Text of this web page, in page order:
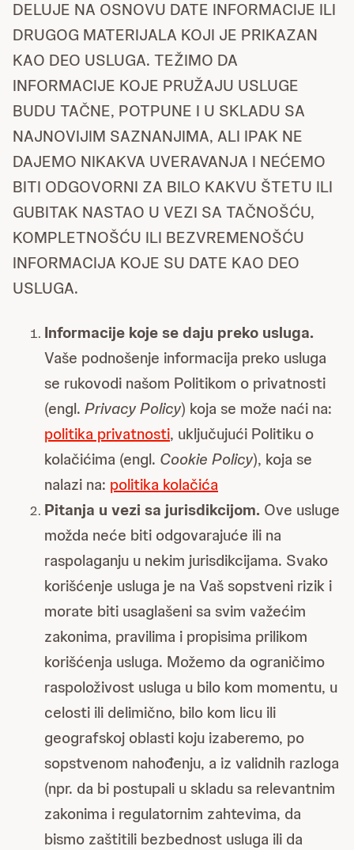
DELUJE NA OSNOVU DATE INFORMACIJE ILI
DRUGOG MATERIJALA KOJI JE PRIKAZAN
KAO DEO USLUGA. TEŽIMO DA
INFORMACIJE KOJE PRUŽAJU USLUGE
BUDU TAČNE, POTPUNE I U SKLADU SA
NAJNOVIJIM SAZNANJIMA, ALI IPAK NE
DAJEMO NIKAKVA UVERAVANJA I NEĆEMO
BITI ODGOVORNI ZA BILO KAKVU ŠTETU ILI
GUBITAK NASTAO U VEZI SA TAČNOŠĆU,
KOMPLETNOŠĆU ILI BEZVREMENOŠĆU
INFORMACIJA KOJE SU DATE KAO DEO
USLUGA.
Informacije koje se daju preko usluga.
Vaše podnošenje informacija preko usluga
se rukovodi našom Politikom o privatnosti
(engl. Privacy Policy) koja se može naći na:
politika privatnosti, uključujući Politiku o
kolačićima (engl. Cookie Policy), koja se
nalazi na: politika kolačića
Pitanja u vezi sa jurisdikcijom. Ove usluge
možda neće biti odgovarajuće ili na
raspolaganju u nekim jurisdikcijama. Svako
korišćenje usluga je na Vaš sopstveni rizik i
morate biti usaglašeni sa svim važećim
zakonima, pravilima i propisima prilikom
korišćenja usluga. Možemo da ograničimo
raspoloživost usluga u bilo kom momentu, u
celosti ili delimično, bilo kom licu ili
geografskoj oblasti koju izaberemo, po
sopstvenom nahođenju, a iz validnih razloga
(npr. da bi postupali u skladu sa relevantnim
zakonima i regulatornim zahtevima, da
bismo zaštitili bezbednost usluga ili da